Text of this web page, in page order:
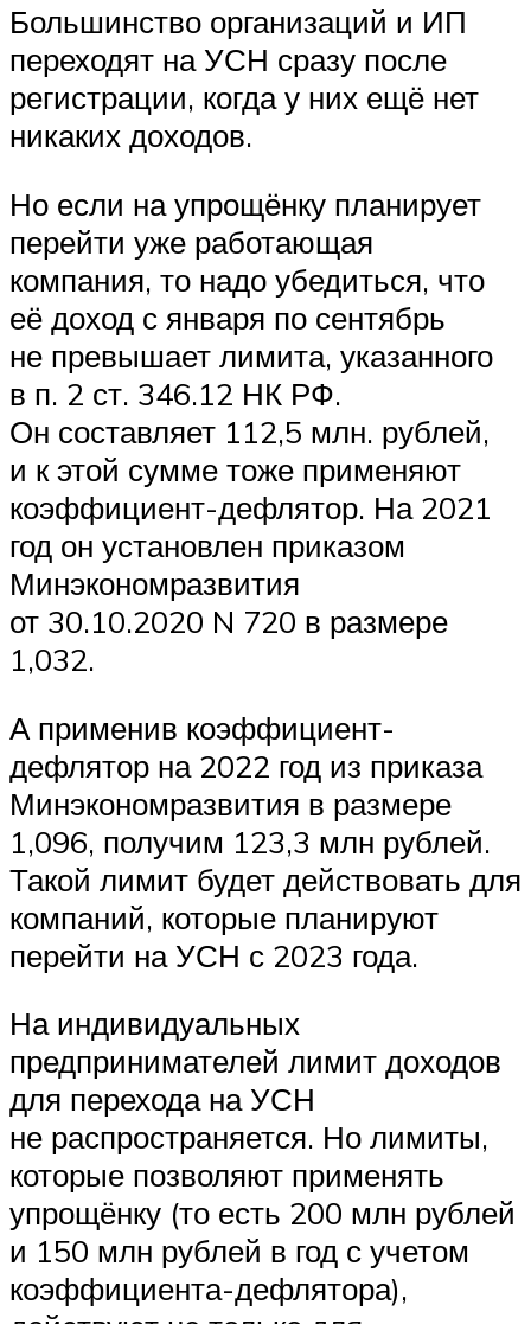
Большинство организаций и ИП
переходят на УСН сразу после
регистрации, когда у них ещё нет
никаких доходов.
Но если на упрощёнку планирует
перейти уже работающая
компания, то надо убедиться, что
её доход с января по сентябрь
не превышает лимита, указанного
в п. 2 ст. 346.12 НК РФ.
Он составляет 112,5 млн. рублей,
и к этой сумме тоже применяют
коэффициент-дефлятор. На 2021
год он установлен приказом
Минэкономразвития
от 30.10.2020 N 720 в размере
1,032.
А применив коэффициент-
дефлятор на 2022 год из приказа
Минэкономразвития в размере
1,096, получим 123,3 млн рублей.
Такой лимит будет действовать для
компаний, которые планируют
перейти на УСН с 2023 года.
На индивидуальных
предпринимателей лимит доходов
для перехода на УСН
не распространяется. Но лимиты,
которые позволяют применять
упрощёнку (то есть 200 млн рублей
и 150 млн рублей в год с учетом
коэффициента-дефлятора),